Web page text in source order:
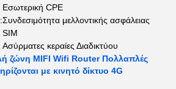
Εσωτερική CPE
Συνδεσιμότητα μελλοντικής ασφάλειας
SIM
Ασύρματες κεραίες Διαδικτύου
ζώνη MIFI Wifi Router Πολλαπλές
με κινητό δίκτυο 4G